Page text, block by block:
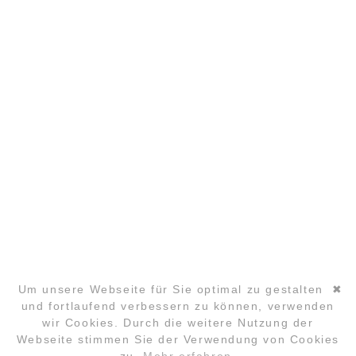
Navigation
✖
Um unsere Webseite für Sie optimal zu gestalten
und fortlaufend verbessern zu können, verwenden
wir Cookies. Durch die weitere Nutzung der
Webseite stimmen Sie der Verwendung von Cookies